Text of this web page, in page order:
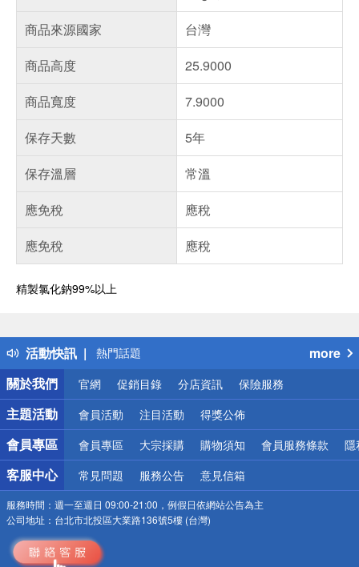
商品來源國家
台灣
商品高度
25.9000
商品寬度
7.9000
保存天數
5年
保存溫層
常溫
應免稅
應稅
應免稅
應稅
精製氯化鈉99%以上
活動快訊
得獎公告
熱門話題
銀行優惠
偏遠地區配送
詐騙網頁！請小心！
more
關於我們
官網 促銷目錄 分店資訊 保險服務
主題活動 會員活動 注目活動 得獎公佈
會員專區 會員專區 大宗採購 購物須知 會員服務條款 隱
客服中心 常見問題 服務公告 意見信箱
服務時間： 週一至週日 09:00-21:00，例假日依網站公告為主
公司地址： 台北市北投區大業路136號5樓 (台灣)